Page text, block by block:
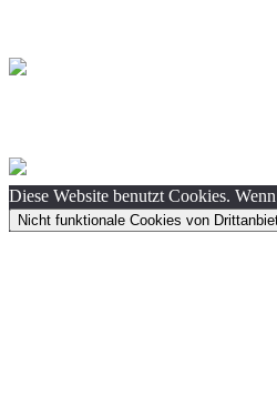
Diese Website benutzt Cookies.
Nicht funktionale Cookies von